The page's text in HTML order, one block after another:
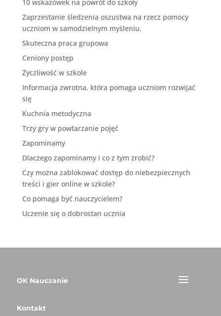
10 wskazówek na powrót do szkoły
Zaprzestanie śledzenia oszustwa na rzecz pomocy
uczniom w samodzielnym myśleniu.
Skuteczna praca grupowa
Ceniony postęp
Życzliwość w szkole
Informacja zwrotna, która pomaga uczniom rozwijać
się
Kuchnia metodyczna
Trzy gry w powtarzanie pojęć
Zapominamy
Dlaczego zapominamy i co z tym zrobić?
Czy można zablokować dostęp do niebezpiecznych
treści i gier online w szkole?
Co pomaga być nauczycielem?
Uczenie się o dobrostan ucznia
OK Nauczanie
Kontakt